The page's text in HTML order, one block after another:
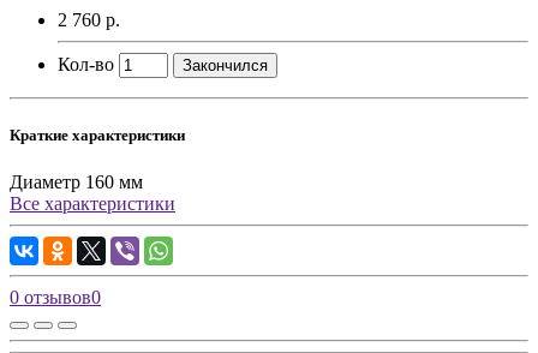
2 760 р.
Кол-во Закончился
Краткие характеристики
Диаметр 160 мм
Все характеристики
0 отзывов0